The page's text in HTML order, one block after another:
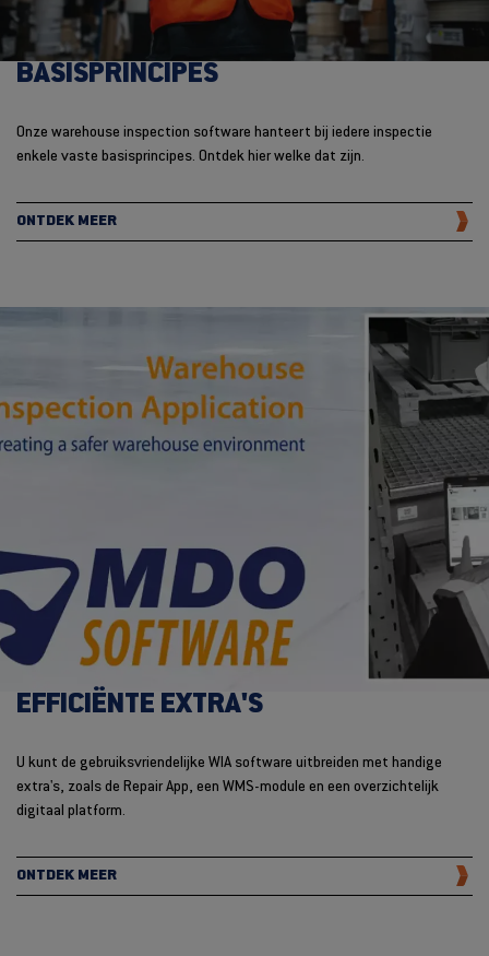
BASISPRINCIPES
Onze warehouse inspection software hanteert bij iedere inspectie
enkele vaste basisprincipes. Ontdek hier welke dat zijn.
ONTDEK MEER
EFFICIËNTE EXTRA'S
U kunt de gebruiksvriendelijke WIA software uitbreiden met handige
extra's, zoals de Repair App, een WMS-module en een overzichtelijk
digitaal platform.
ONTDEK MEER